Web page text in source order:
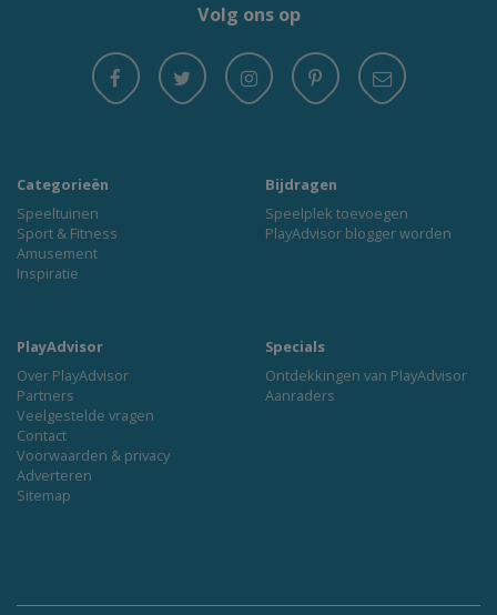
Volg ons op
Categorieën
Speeltuinen
Sport & Fitness
Amusement
Inspiratie
Bijdragen
Speelplek toevoegen
PlayAdvisor blogger worden
PlayAdvisor
Over PlayAdvisor
Partners
Veelgestelde vragen
Contact
Voorwaarden & privacy
Adverteren
Sitemap
Specials
Ontdekkingen van PlayAdvisor
Aanraders